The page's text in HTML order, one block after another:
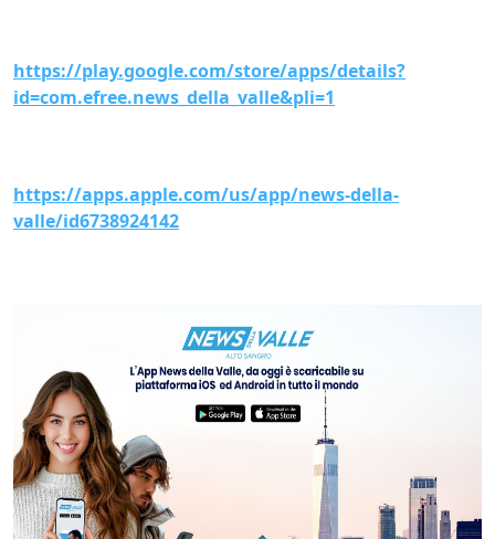
https://play.google.com/store/apps/details?
id=com.efree.news_della_valle&pli=1
https://apps.apple.com/us/app/news-della-
valle/id6738924142